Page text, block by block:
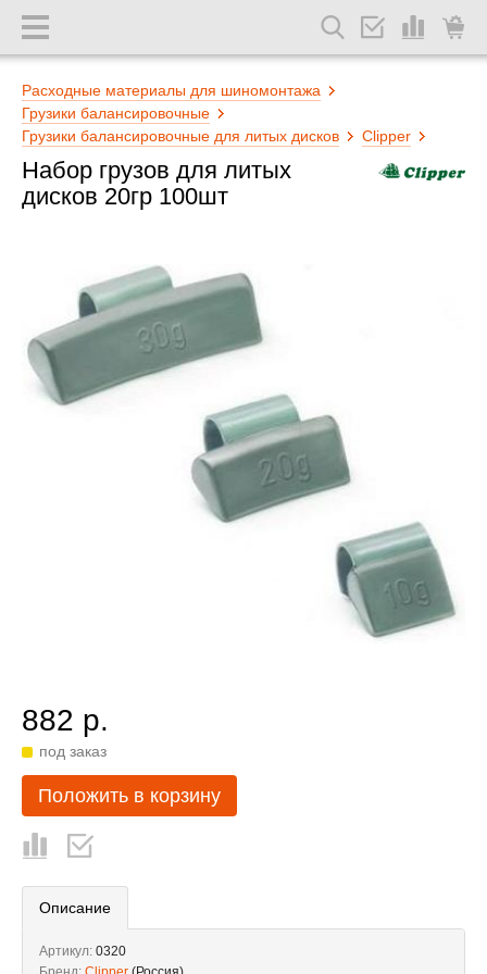
Расходные материалы для шиномонтажа
Грузики балансировочные
Грузики балансировочные для литых дисков
Clipper
Набор грузов для литых
дисков 20гр 100шт
882 р.
под заказ
Положить в корзину
Описание
Артикул: 0320